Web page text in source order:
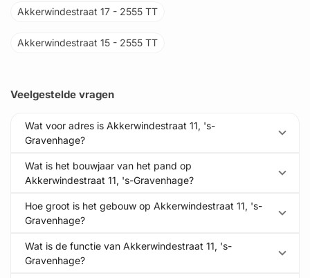
Akkerwindestraat 17 - 2555 TT
Akkerwindestraat 15 - 2555 TT
Veelgestelde vragen
Wat voor adres is Akkerwindestraat 11, 's-
Gravenhage?
Wat is het bouwjaar van het pand op
Akkerwindestraat 11, 's-Gravenhage?
Hoe groot is het gebouw op Akkerwindestraat 11, 's-
Gravenhage?
Wat is de functie van Akkerwindestraat 11, 's-
Gravenhage?